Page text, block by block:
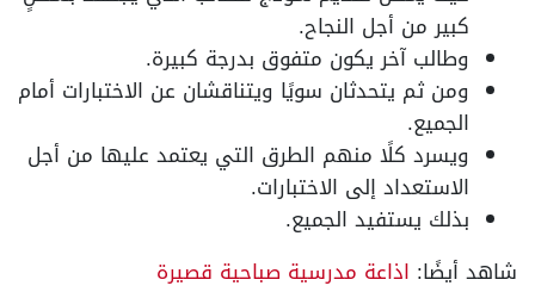
كبير من أجل النجاح.
وطالب آخر يكون متفوق بدرجة كبيرة.
ومن ثم يتحدثان سويًا ويتناقشان عن الاختبارات أمام
الجميع.
ويسرد كلًا منهم الطرق التي يعتمد عليها من أجل
الاستعداد إلى الاختبارات.
بذلك يستفيد الجميع.
شاهد أيضًا: اذاعة مدرسية صباحية قصيرة